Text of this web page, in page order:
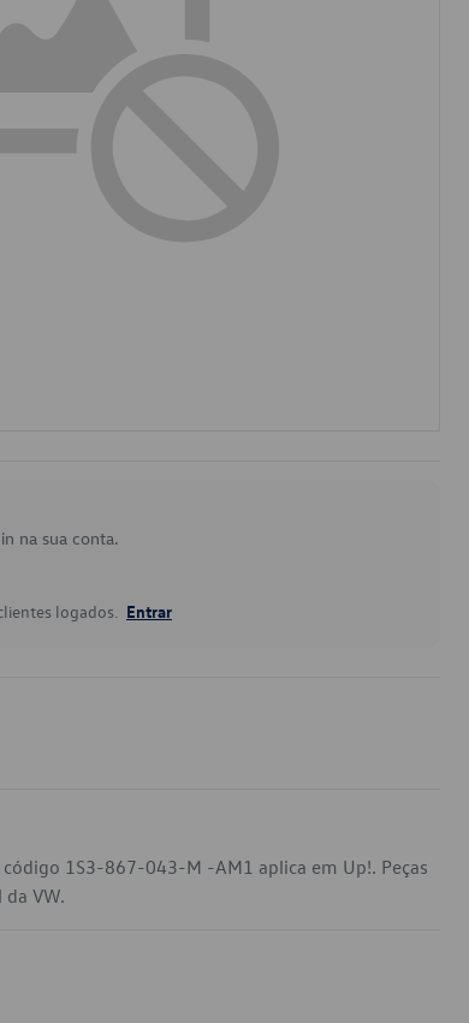
na sua conta.
logados. Entrar
1S3-867-043-M -AM1 aplica em Up!. Peças
VW.